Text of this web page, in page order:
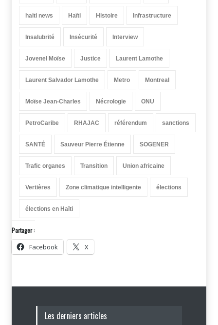
haiti news Haïti Histoire Infrastructure
Insalubrité Insécurité Interview
Jovenel Moïse Justice Laurent Lamothe
Laurent Salvador Lamothe Metro Montreal
Moïse Jean-Charles Nécrologie ONU
PetroCaribe RHAJAC référendum sanctions
SANTÉ Sauveur Pierre Étienne SOGENER
Trafic organes Transition Union africaine
Vertières Zone climatique intelligente élections
élections en Haïti
Partager :
Facebook X
Les derniers articles